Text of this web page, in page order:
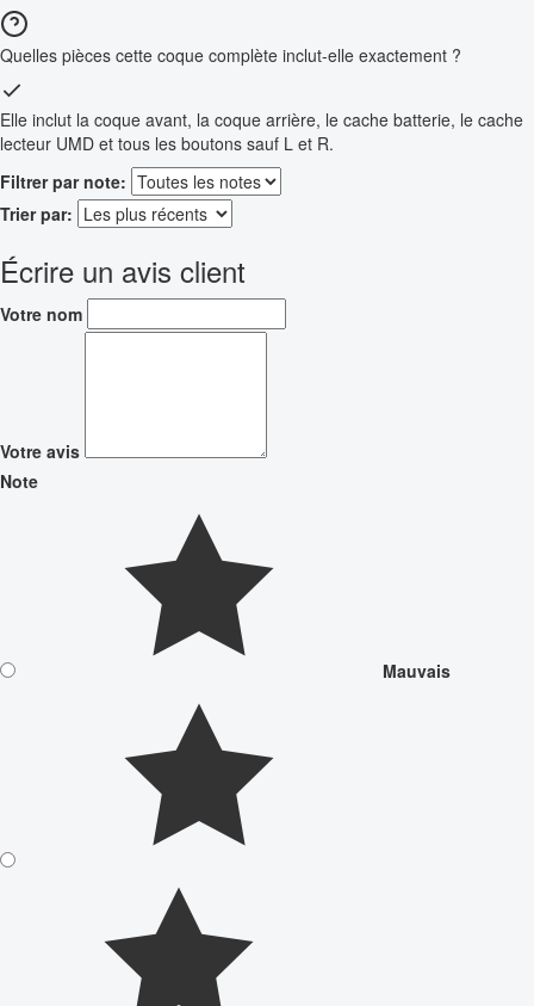
Quelles pièces cette coque complète inclut-elle exactement ?
Elle inclut la coque avant, la coque arrière, le cache batterie, le cache
lecteur UMD et tous les boutons sauf L et R.
Filtrer par note:
Trier par:
Écrire un avis client
Votre nom
Votre avis
Note
Mauvais